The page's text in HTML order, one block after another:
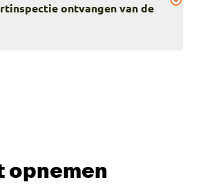
ontvangen van de
opnemen